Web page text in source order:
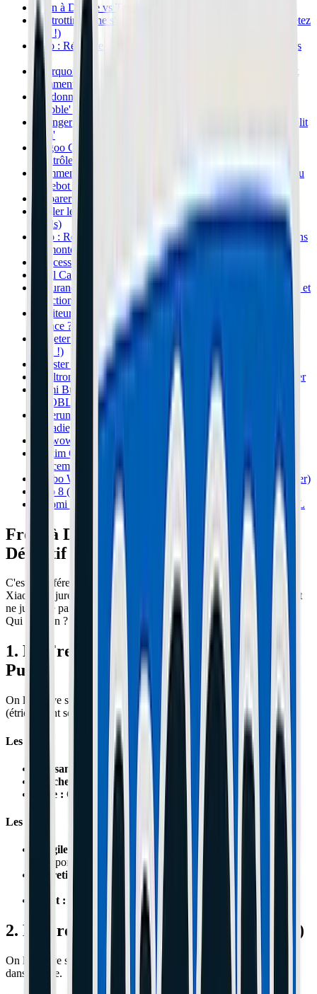
Frein à Disque vs Tambour : Le Match Définitif 2026
Ma trottinette ne s'allume plus : Guide de Diagnostic (Ne jetez
rien !)
Tuto : Régler le frein d'une Xiaomi M365 (Ça ne freine plus
?)
Pourquoi le garde-boue de la Xiaomi casse tout le temps (et
comment le sauver)
Guidonnage sur Kaabo Mantis : Comment arrêter le 'Death
Wobble' ?
Changer un pneu sur Vsett 10+ : Le bonheur de la jante 'Split
Rim'
Kugoo G-Booster : Plus de moteur arrière ? Diagnostic du
Contrôleur
Comment faire un Reset du BMS sur une batterie Xiaomi ou
Ninebot ? (LED Bleue clignotante)
Préparer sa trottinette pour l'hiver : Froid, Sel et Batterie
Régler le frein à tambour de la Ninebot Max G30 (Sans
outils)
Tuto : Réparer une crevaison Tubeless avec une Mèche (Sans
Démonter !)
L'accessoire à 2€ qui change la vie : La Valve Anti-Retour
Quel Casque choisir ? La vérité sur la norme NTA 8776
Assurance Trottinette : Oui, c'est OBLIGATOIRE (Risques et
Sanctions)
Limiteur de vitesse avec télécommande : Est-ce légal en
France ?
Où jeter sa batterie de trottinette ? (Ne faites pas n'importe
quoi !)
Booster une Xiaomi Essential en 48V : Adieu la lenteur !
Dualtron Spider : Pourquoi elle casse et comment la fiabiliser
Nami Burn-E (Viper) : Pourquoi l'Amortisseur de Direction
est OBLIGATOIRE
Teverun Fighter Supreme : Panne d'éclairage LED (La
Maladie)
E-Twow : Vos pneus pleins sont-ils devenus dangereux ?
Inokim OXO : Régler la suspension et supprimer le
grincement
Kaabo Wolf Warrior : Le problème de fourche avant (Danger)
Zero 8 (et 9) : Régler le frein tambour comme un pro
Xiaomi Pro 2 : Pourquoi le renfort de garde-boue est VITAL
Frein à Disque vs Tambour : Le Match
Définitif 2026
C'est la différence fondamentale entre les deux leaders du marché.
Xiaomi ne jure que par le frein à disque (comme un vélo). Ninebot
ne jure que par le frein à tambour (comme une voiture ancienne).
Qui a raison ? Tout dépend de votre usage.
1. Le Frein à Disque (La Performance
Pure)
On le trouve sur Xiaomi M365, Pro, Dualtron, Kaabo. Une pince
(étrier) vient serrer un disque en métal.
Les Plus
Puissance :
Ça bloque la roue instantanément si on veut.
Toucher :
On dose très précisément le freinage.
Style : Ça fait "sport".
Les Moins
Fragile :
Le disque se voile au moindre choc (trottoir,
transport).
Entretien :
Il faut changer les plaquettes tous les 500-1000
Bruit : Ça "chante" ou "couine" quand c'est mouillé.
2. Le Frein à Tambour (L'Indestructible)
On le trouve sur Ninebot G30 Max, E25, E45. Tout est enfermé
dans la roue.